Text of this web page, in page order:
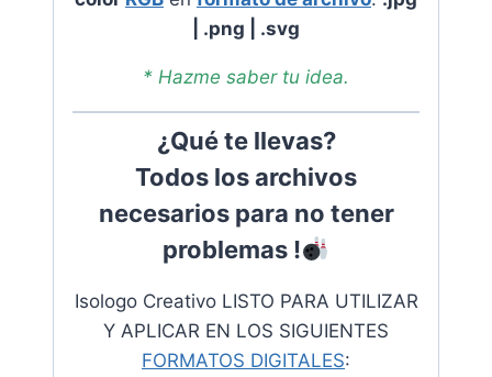
| .png | .svg
* Hazme saber tu idea.
¿Qué te llevas?
Todos los archivos
necesarios para no tener
problemas !​
Isologo Creativo LISTO PARA UTILIZAR
Y APLICAR EN LOS SIGUIENTES
FORMATOS DIGITALES: